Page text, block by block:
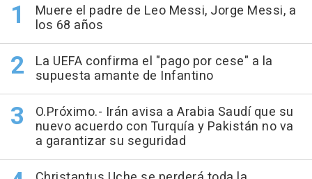
Muere el padre de Leo Messi, Jorge Messi, a
los 68 años
La UEFA confirma el "pago por cese" a la
supuesta amante de Infantino
O.Próximo.- Irán avisa a Arabia Saudí que su
nuevo acuerdo con Turquía y Pakistán no va
a garantizar su seguridad